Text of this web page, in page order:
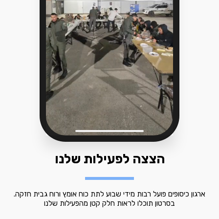
הצצה לפעילות שלנו
ארגון כיסופים פועל רבות מידי שבוע לתת כוח אומץ ורוח גבית חזקה.
בסרטון תוכלו לראות חלק קטן מהפעילות שלנו